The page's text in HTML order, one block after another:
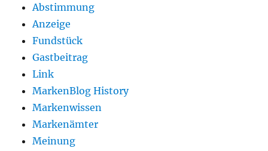
Abstimmung
Anzeige
Fundstück
Gastbeitrag
Link
MarkenBlog History
Markenwissen
Markenämter
Meinung